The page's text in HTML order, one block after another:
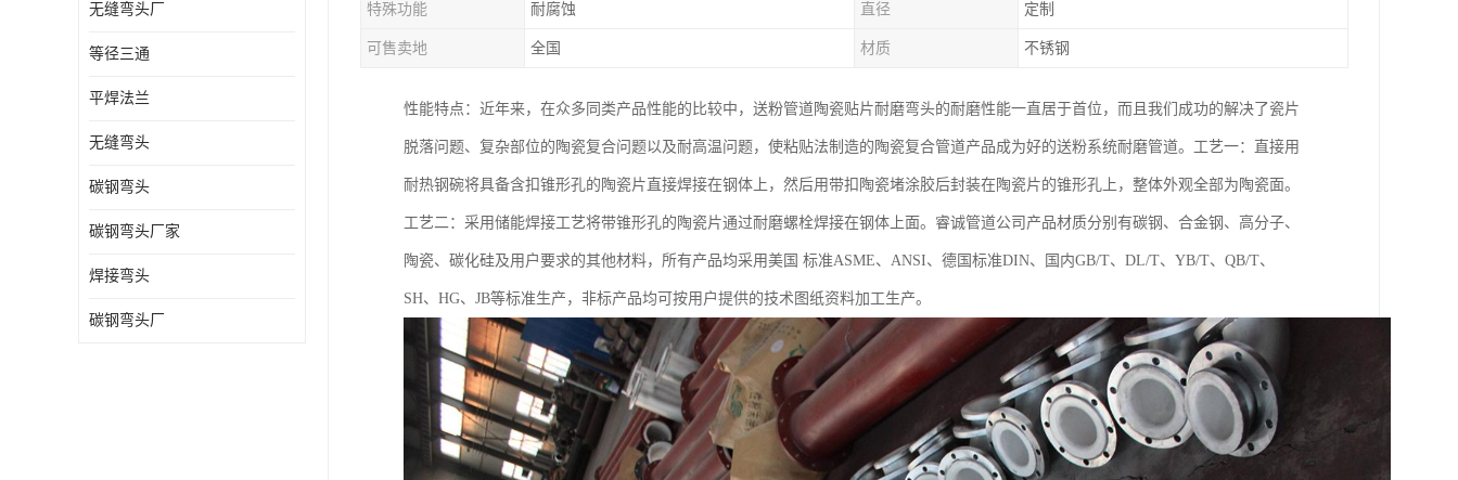
热压弯头
镀锌弯头
无缝弯头厂
等径三通
平焊法兰
无缝弯头
碳钢弯头
碳钢弯头厂家
焊接弯头
碳钢弯头厂
特殊功能 耐腐蚀 直径 定制
可售卖地 全国 材质 不锈钢
性能特点：近年来，在众多同类产品性能的比较中，送粉管道陶瓷贴片耐磨弯头的耐磨性能一直居于首位，而且我们成功的解决了瓷片
脱落问题、复杂部位的陶瓷复合问题以及耐高温问题，使粘贴法制造的陶瓷复合管道产品成为好的送粉系统耐磨管道。工艺一：直接用
耐热钢碗将具备含扣锥形孔的陶瓷片直接焊接在钢体上，然后用带扣陶瓷堵涂胶后封装在陶瓷片的锥形孔上，整体外观全部为陶瓷面。
工艺二：采用储能焊接工艺将带锥形孔的陶瓷片通过耐磨螺栓焊接在钢体上面。睿诚管道公司产品材质分别有碳钢、合金钢、高分子、
陶瓷、碳化硅及用户要求的其他材料，所有产品均采用美国 标准ASME、ANSI、德国标准DIN、国内GB/T、DL/T、YB/T、QB/T、
SH、HG、JB等标准生产，非标产品均可按用户提供的技术图纸资料加工生产。